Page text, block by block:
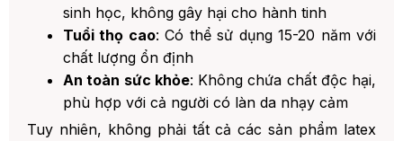
6. Chăm Sóc Và Bảo Quản Đệm Latex
1. Những Điều Nên Làm:
2. Những Điều Không Nên Làm:
3. Thời Gian Thích Nghi Với Đệm
sinh học, không gây hại cho hành tinh
Tuổi thọ cao: Có thể sử dụng 15-20 năm với
chất lượng ổn định
An toàn sức khỏe: Không chứa chất độc hại,
phù hợp với cả người có làn da nhạy cảm
Tuy nhiên, không phải tất cả các sản phẩm latex